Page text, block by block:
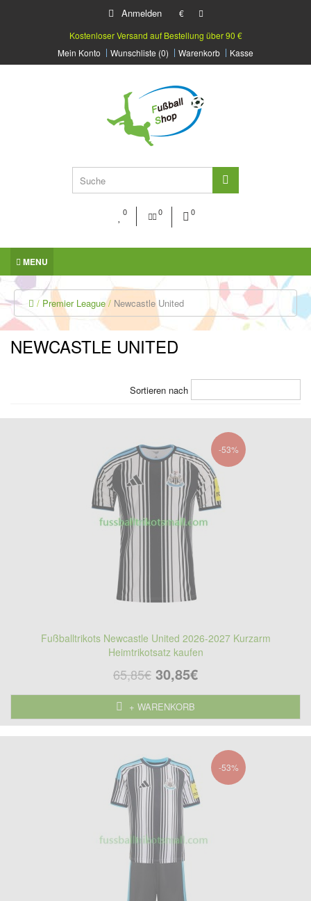
Anmelden
€
Kostenloser Versand auf Bestellung über 90 €
Mein Konto
Wunschliste (0) Warenkorb Kasse
0 0 0
MENU
Premier League Newcastle United
NEWCASTLE UNITED
Sortieren nach
-53%
Fußballtrikots Newcastle United 2026-2027 Kurzarm
Heimtrikotsatz kaufen
65,85€ 30,85€
+ WARENKORB
-53%